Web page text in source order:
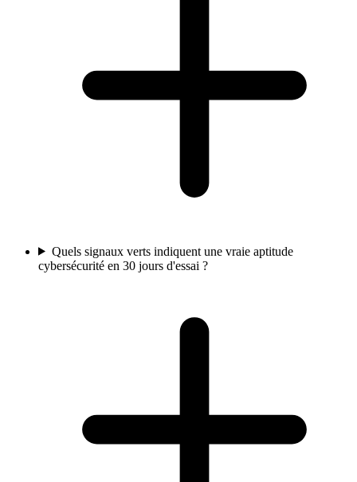
Quels signaux verts indiquent une vraie aptitude
cybersécurité en 30 jours d'essai ?